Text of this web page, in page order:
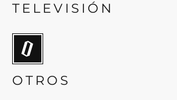
TELEVISIÓN
OTROS